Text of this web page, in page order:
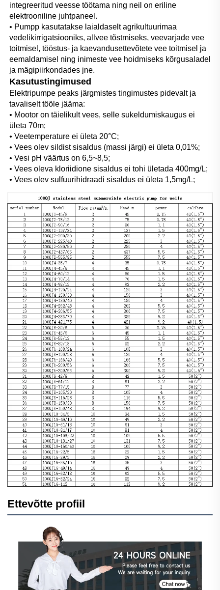
integreeritud veesse töötama ning neil on eriline
elektrooniline juhtpaneel.
• Pumpp kasutatakse laialdaselt agrikultuurimaa
vedelikirrigatsiooniks, allvee tõstmiseks, veevarjade vee
toitmisel, tööstus- ja kaevandusettevõtete vee toitmisel ja
eemaldamisel ning inimeste vee hoidmiseks kõrgusaladel
ja mägipiirkondades jne.
Kasutustingimused
Elektripumpe peaks järgmistes tingimustes pidevalt ja
tavaliselt tööle jääma:
• Mootor on täielikult vees, selle sukeldumiskaugus ei
ületa 70m;
• Veetemperature ei ületa 20°C;
• Vees olev sildist sisaldus (massi järgi) ei ületa 0,01%;
• Vesi pH väärtus on 6,5~8,5;
• Vees oleva kloriidione sisaldus ei tohi ületada 400mg/L;
• Vees olev sulfuurihidraadi sisaldus ei ületa 1,5mg/L;
Ettevõtte profiil